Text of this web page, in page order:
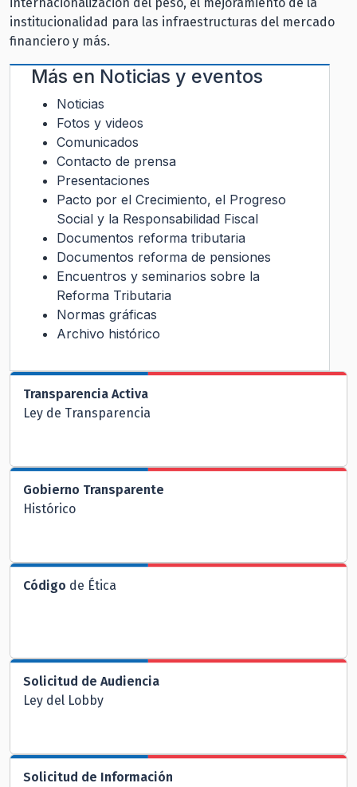
internacionalización del peso, el mejoramiento de la
institucionalidad para las infraestructuras del mercado
financiero y más.
Más en Noticias y eventos
Noticias
Fotos y videos
Comunicados
Contacto de prensa
Presentaciones
Pacto por el Crecimiento, el Progreso
Social y la Responsabilidad Fiscal
Documentos reforma tributaria
Documentos reforma de pensiones
Encuentros y seminarios sobre la
Reforma Tributaria
Normas gráficas
Archivo histórico
Transparencia Activa
Ley de Transparencia
Gobierno Transparente
Histórico
Código de Ética
Solicitud de Audiencia
Ley del Lobby
Solicitud de Información